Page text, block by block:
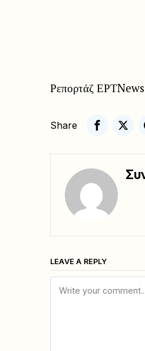
Ρεπορτάζ
Share
LEAVE A REPLY